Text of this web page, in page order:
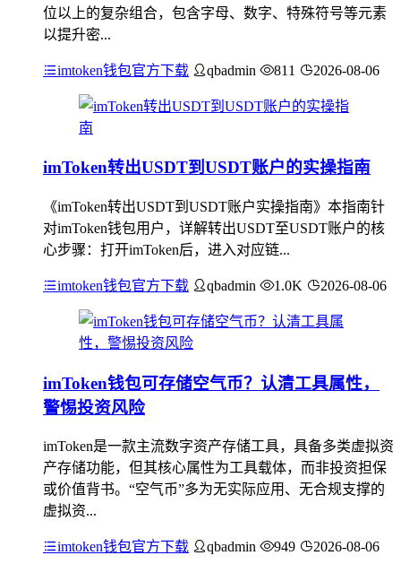
位以上的复杂组合，包含字母、数字、特殊符号等元素
以提升密...
imtoken钱包官方下载 qbadmin 811 2026-08-06
imToken转出USDT到USDT账户的实操指南
《imToken转出USDT到USDT账户实操指南》本指南针
对imToken钱包用户，详解转出USDT至USDT账户的核
心步骤：打开imToken后，进入对应链...
imtoken钱包官方下载 qbadmin 1.0K 2026-08-06
imToken钱包可存储空气币？认清工具属性，
警惕投资风险
imToken是一款主流数字资产存储工具，具备多类虚拟资
产存储功能，但其核心属性为工具载体，而非投资担保
或价值背书。“空气币”多为无实际应用、无合规支撑的
虚拟资...
imtoken钱包官方下载 qbadmin 949 2026-08-06